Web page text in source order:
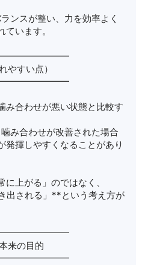
ンスが整い、力を効率よく
います。
やすい点）
み合わせが悪い状態と比較す
み合わせが改善された場合
発揮しやすくなることがあり
上がる」のではなく、
出される」**という考え方が
来の目的